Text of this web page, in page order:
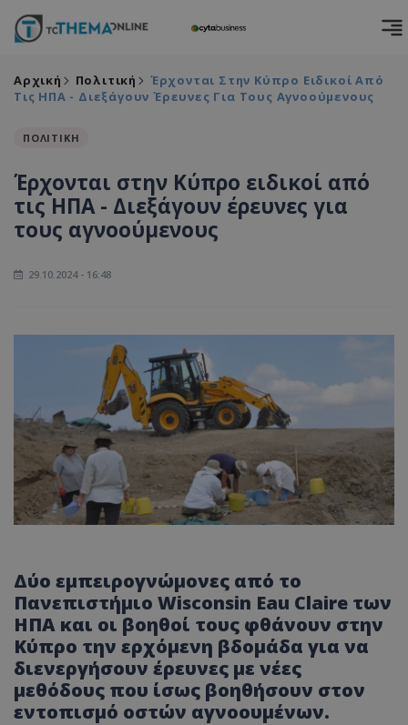
Αρχική Πολιτική
Έρχονται Στην Κύπρο Ειδικοί Από
Τις ΗΠΑ - Διεξάγουν Έρευνες Για Τους Αγνοούμενους
ΠΟΛΙΤΙΚΗ
Έρχονται στην Κύπρο ειδικοί από
τις ΗΠΑ - Διεξάγουν έρευνες για
τους αγνοούμενους
29.10.2024 - 16:48
Δύο εμπειρογνώμονες από το
Πανεπιστήμιο Wisconsin Eau Claire των
ΗΠΑ και οι βοηθοί τους φθάνουν στην
Κύπρο την ερχόμενη βδομάδα για να
διενεργήσουν έρευνες με νέες
μεθόδους που ίσως βοηθήσουν στον
εντοπισμό οστών αγνοουμένων.